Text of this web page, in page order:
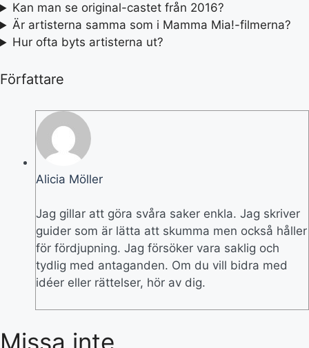
Kan man se original-castet från 2016?
Är artisterna samma som i Mamma Mia!-filmerna?
Hur ofta byts artisterna ut?
Författare
Alicia Möller
Jag gillar att göra svåra saker enkla. Jag skriver
guider som är lätta att skumma men också håller
för fördjupning. Jag försöker vara saklig och
tydlig med antaganden. Om du vill bidra med
idéer eller rättelser, hör av dig.
Missa inte